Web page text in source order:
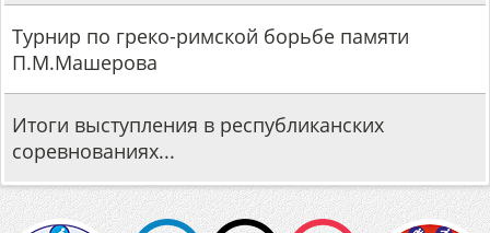
Турнир по греко-римской борьбе памяти
П.М.Машерова
Итоги выступления в республиканских
соревнованиях...